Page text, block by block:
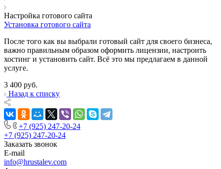
Настройка готового сайта
Установка готового сайта
После того как вы выбрали готовый сайт для своего бизнеса,
важно правильным образом оформить лицензии, настроить
хостинг и установить сайт. Всё это мы предлагаем в данной
услуге.
3 400 руб.
Назад к списку
+7 (925) 247-20-24
+7 (925) 247-20-24
Заказать звонок
E-mail
info@hrustalev.com